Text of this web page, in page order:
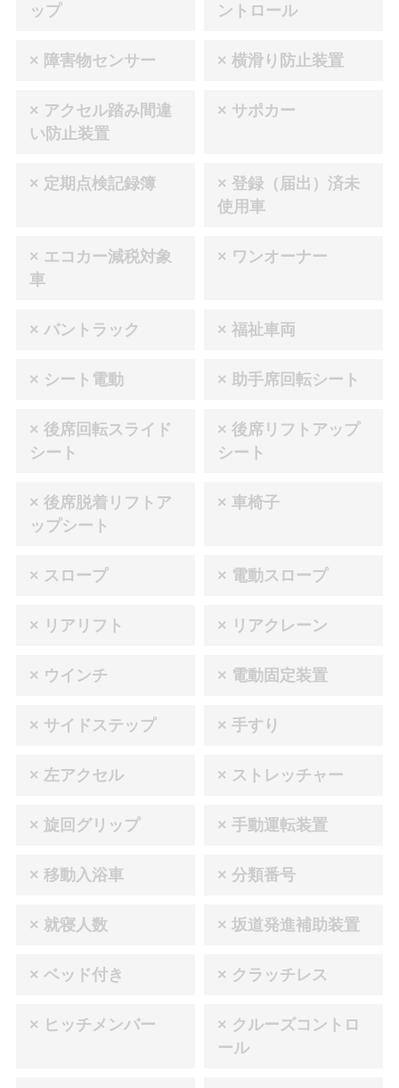
ップ ントロール
× 障害物センサー × 横滑り防止装置
× アクセル踏み間違
い防止装置
× サポカー
× 定期点検記録簿
× 登録（届出）済未
使用車
× エコカー減税対象
車
× ワンオーナー
× バントラック × 福祉車両
× シート電動 × 助手席回転シート
× 後席回転スライド
シート
× 後席リフトアップ
シート
× 後席脱着リフトア
ップシート
× 車椅子
× スロープ × 電動スロープ
× リアリフト × リアクレーン
× ウインチ × 電動固定装置
× サイドステップ × 手すり
× 左アクセル × ストレッチャー
× 旋回グリップ × 手動運転装置
× 移動入浴車 × 分類番号
× 就寝人数 × 坂道発進補助装置
× ベッド付き × クラッチレス
× ヒッチメンバー
× クルーズコントロ
ール